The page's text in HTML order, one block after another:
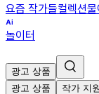
요즘 작가들컬렉션
놀이터
광고 상품
광고 상품
작가 지원